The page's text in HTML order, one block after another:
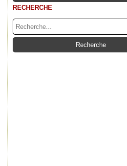
RECHERCHE